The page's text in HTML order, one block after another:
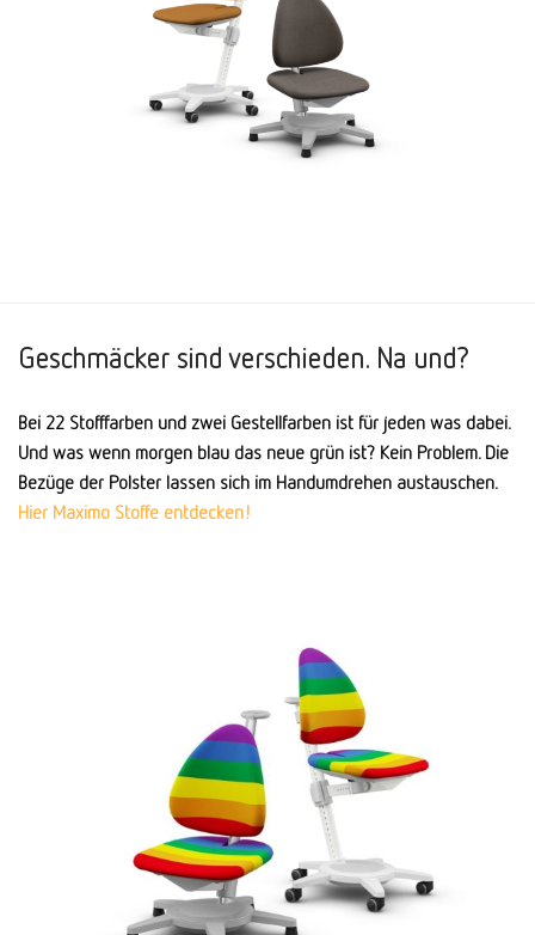
Geschmäcker sind verschieden. Na und?
Bei 22 Stofffarben und zwei Gestellfarben ist für jeden was dabei.
Und was wenn morgen blau das neue grün ist? Kein Problem. Die
Bezüge der Polster lassen sich im Handumdrehen austauschen.
Hier Maximo Stoffe entdecken!